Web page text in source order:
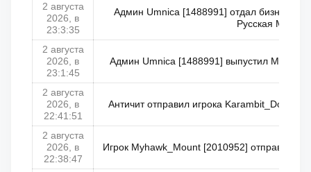
2 августа
2026, в
23:3:35
Админ Umnica [1488991] отдал бизнес
Русская Мафия
2 августа
2026, в
23:1:45
Админ Umnica [1488991] выпустил
2 августа
2026, в
22:41:51
Античит отправил игрока
2 августа
2026, в
22:38:47
Игрок Myhawk_Mount [2010952] отправлен в